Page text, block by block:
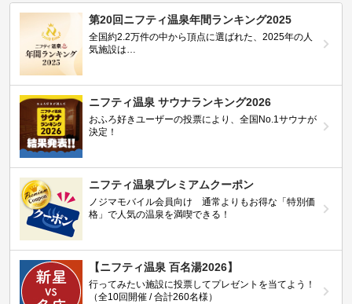
第20回ニフティ温泉年間ランキング2025
全国約2.2万件の中から頂点に選ばれた、2025年の人
気施設は…
ニフティ温泉 サウナランキング2026
おふろ好きユーザーの投票により、全国No.1サウナが
決定！
ニフティ温泉プレミアムクーポン
ノジマモバイル会員向け 通常よりもお得な「特別価
格」で人気の温泉を満喫できる！
【ニフティ温泉 百名湯2026】
行ってみたい施設に投票してプレゼントを当てよう！
（全10回開催 / 合計260名様）